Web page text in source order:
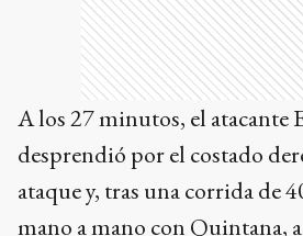
A los 27 minutos, el atacante
desprendió por el costado
ataque y, tras una corrida de
mano a mano con Quintana,